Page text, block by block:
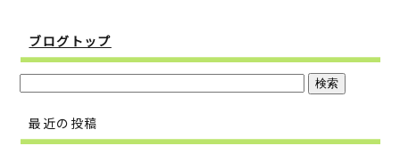
ブログトップ
最近の投稿